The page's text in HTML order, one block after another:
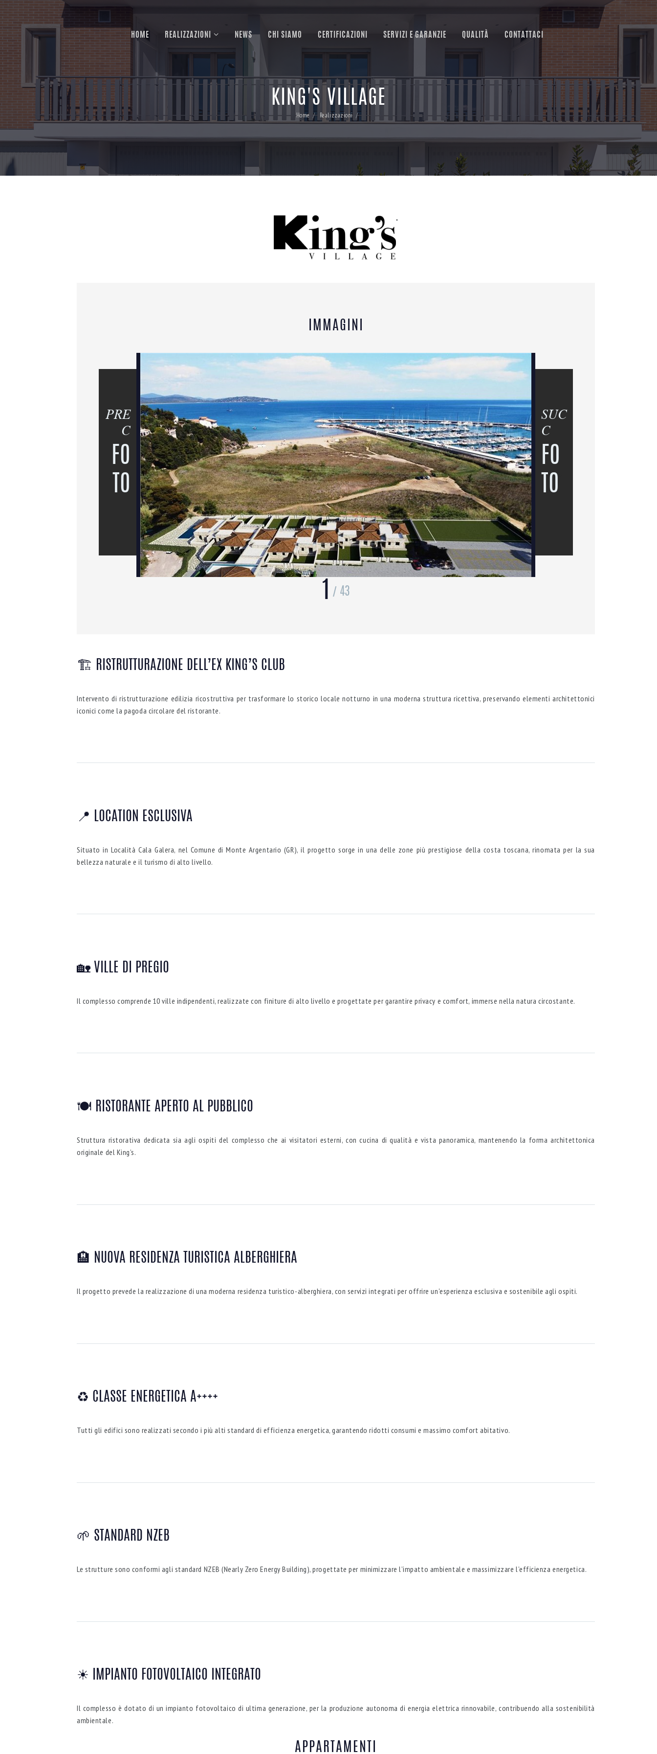
HOME REALIZZAZIONI NEWS CHI SIAMO CERTIFICAZIONI SERVIZI E GARANZIE QUALITÀ CONTATTACI
KING'S VILLAGE
Home Realizzazioni
*
IMMAGINI
PRE
C
FO
TO
SUC
C
FO
TO
/ 43
🏗 RISTRUTTURAZIONE DELL’EX KING’S CLUB
Intervento di ristrutturazione edilizia ricostruttiva per trasformare lo storico locale notturno in una moderna struttura ricettiva, preservando elementi architettonici
iconici come la pagoda circolare del ristorante.
📍 LOCATION ESCLUSIVA
Situato in Località Cala Galera, nel Comune di Monte Argentario (GR), il progetto sorge in una delle zone più prestigiose della costa toscana, rinomata per la sua
bellezza naturale e il turismo di alto livello.
🏡 VILLE DI PREGIO
Il complesso comprende 10 ville indipendenti, realizzate con finiture di alto livello e progettate per garantire privacy e comfort, immerse nella natura circostante.
🍽 RISTORANTE APERTO AL PUBBLICO
Struttura ristorativa dedicata sia agli ospiti del complesso che ai visitatori esterni, con cucina di qualità e vista panoramica, mantenendo la forma architettonica
originale del King’s.
🏨 NUOVA RESIDENZA TURISTICA ALBERGHIERA
Il progetto prevede la realizzazione di una moderna residenza turistico-alberghiera, con servizi integrati per offrire un'esperienza esclusiva e sostenibile agli ospiti.
♻ CLASSE ENERGETICA A++++
Tutti gli edifici sono realizzati secondo i più alti standard di efficienza energetica, garantendo ridotti consumi e massimo comfort abitativo.
🌱 STANDARD NZEB
Le strutture sono conformi agli standard NZEB (Nearly Zero Energy Building), progettate per minimizzare l’impatto ambientale e massimizzare l’efficienza energetica.
☀ IMPIANTO FOTOVOLTAICO INTEGRATO
Il complesso è dotato di un impianto fotovoltaico di ultima generazione, per la produzione autonoma di energia elettrica rinnovabile, contribuendo alla sostenibilità
ambientale.
APPARTAMENTI